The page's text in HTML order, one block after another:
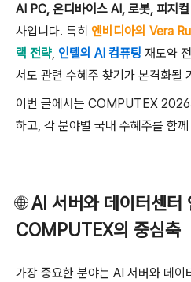
AI PC, 온디바이스 AI, 로봇, 피지
사입니다. 특히 엔비디아의 Vera
랙 전략, 인텔의 AI 컴퓨팅 재도약
서도 관련 수혜주 찾기가 본격화될
이번 글에서는 COMPUTEX 2026
하고, 각 분야별 국내 수혜주를 함
🌐AI 서버와 데이터센터
COMPUTEX의 중심축
가장 중요한 분야는 AI 서버와 데이